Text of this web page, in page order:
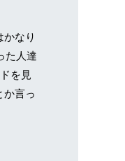
なり
た人達
を見
か言っ